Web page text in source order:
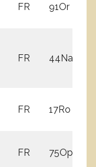
FR 91Or
FR 44Na
FR 17Ro
FR 75Op